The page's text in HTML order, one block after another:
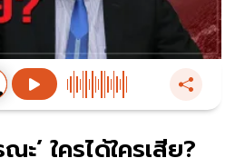
ะ’ ใครได้ใครเสีย?